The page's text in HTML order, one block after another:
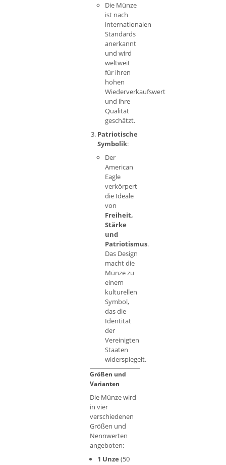
Die Münze
ist nach
internationalen
Standards
anerkannt
und wird
weltweit
für ihren
hohen
Wiederverkaufswert
und ihre
Qualität
geschätzt.
Patriotische
Symbolik:
Der
American
Eagle
verkörpert
die Ideale
von
Freiheit,
Stärke
und
Patriotismus.
Das Design
macht die
Münze zu
einem
kulturellen
Symbol,
das die
Identität
der
Vereinigten
Staaten
widerspiegelt.
Größen und
Varianten
Die Münze wird
in vier
verschiedenen
Größen und
Nennwerten
angeboten:
1 Unze (50